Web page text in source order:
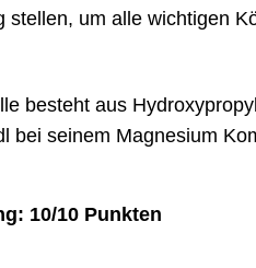
stellen, um alle wichtigen
besteht aus
bei seinem Magnesium
10/10 Punkten